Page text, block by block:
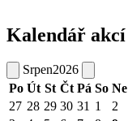
Kalendář akcí
Srpen2026
Po Út St Čt Pá So Ne
27 28 29 30 31 1
2